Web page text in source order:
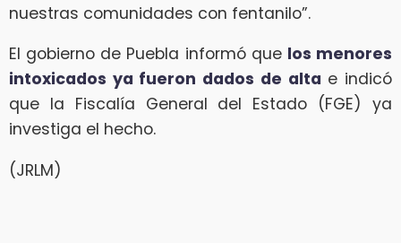
nuestras comunidades con fentanilo”.
El gobierno de Puebla informó que los menores
intoxicados ya fueron dados de alta e indicó
que la Fiscalía General del Estado (FGE) ya
investiga el hecho.
(JRLM)